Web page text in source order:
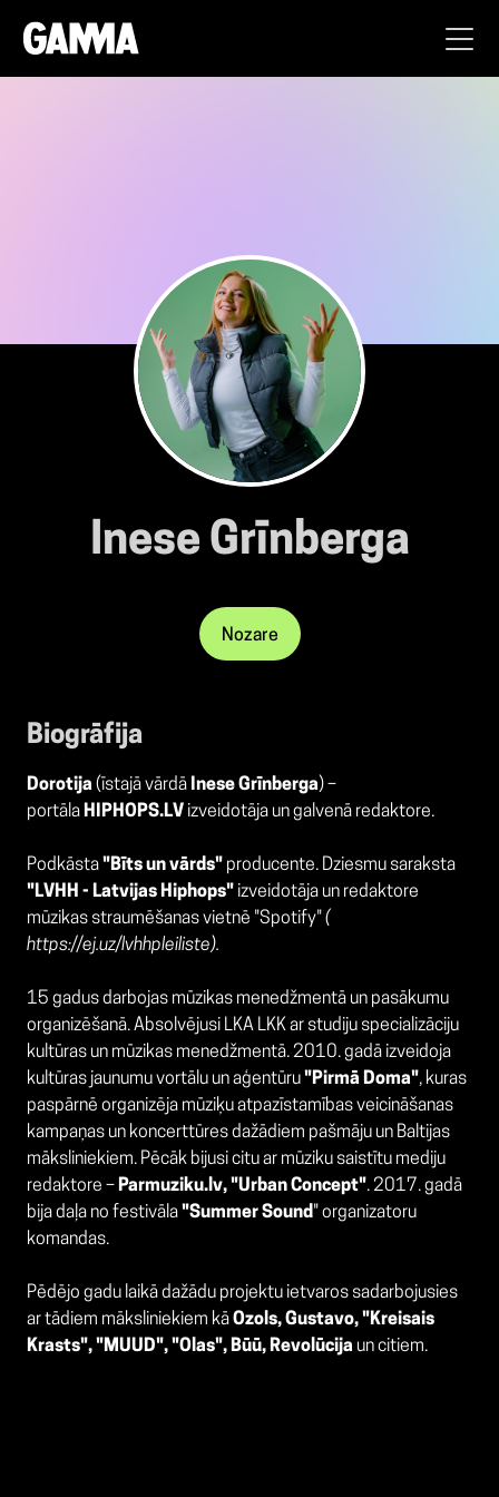
Inese Grīnberga
Nozare
Biogrāfija
Dorotija(īstajā vārdā Inese Grīnberga) –
portālaHIPHOPS.LV izveidotāja un galvenā redaktore.
Podkāsta "Bīts un vārds" producente. Dziesmu saraksta
"LVHH - Latvijas Hiphops" izveidotāja un redaktore
mūzikas straumēšanas vietnē "Spotify"(
https://ej.uz/lvhhpleiliste).
15 gadus darbojas mūzikas menedžmentā un pasākumu
organizēšanā. Absolvējusi LKA LKK ar studiju specializāciju
kultūras un mūzikas menedžmentā. 2010. gadā izveidoja
kultūras jaunumu vortālu un aģentūru "Pirmā Doma", kuras
paspārnē organizēja mūziķu atpazīstamības veicināšanas
kampaņas un koncerttūres dažādiem pašmāju un Baltijas
māksliniekiem. Pēcāk bijusi citu ar mūziku saistītu mediju
redaktore –Parmuziku.lv, "Urban Concept". 2017. gadā
bija daļa no festivāla "Summer Sound" organizatoru
komandas.
Pēdējo gadu laikā dažādu projektu ietvaros sadarbojusies
ar tādiem māksliniekiem kāOzols, Gustavo, "Kreisais
Krasts", "MUUD", "Olas", Būū, Revolūcija un citiem.